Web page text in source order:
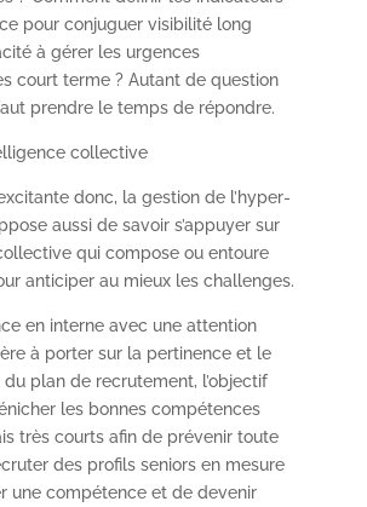
pour conjuguer visibilité long
à gérer les urgences
court terme ? Autant de question
prendre le temps de répondre.
collective
donc, la gestion de l’hyper-
aussi de savoir s’appuyer sur
qui compose ou entoure
anticiper au mieux les challenges.
en interne avec une attention
à porter sur la pertinence et le
plan de recrutement, l’objectif
les bonnes compétences
très courts afin de prévenir toute
des profils seniors en mesure
une compétence et de devenir